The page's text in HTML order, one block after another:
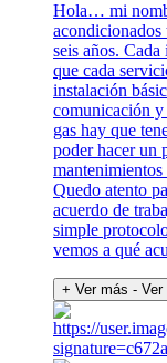
Hola… mi
acondicionados
seis años.
que cada
instalación
comunicación y
gas hay que
poder hacer un
mantenimientos
Quedo atento
acuerdo de
simple
vemos a qué
+ Ver más - Ver